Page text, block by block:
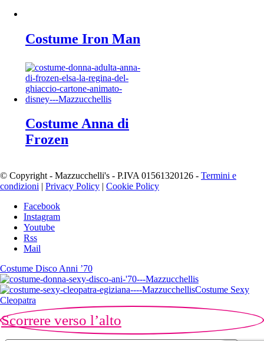
Costume Iron Man
Costume Anna di
Frozen
© Copyright - Mazzucchelli's - P.IVA 01561320126 - Termini e
condizioni | Privacy Policy | Cookie Policy
Facebook
Instagram
Youtube
Rss
Mail
Costume Disco Anni ’70
Costume Sexy
Cleopatra
Scorrere verso l’alto